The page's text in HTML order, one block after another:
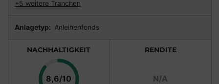
+5 weitere Tranchen
Anlagetyp: Anleihenfonds
NACHHALTIGKEIT
8,6/10 Punkte
RENDITE
N/A